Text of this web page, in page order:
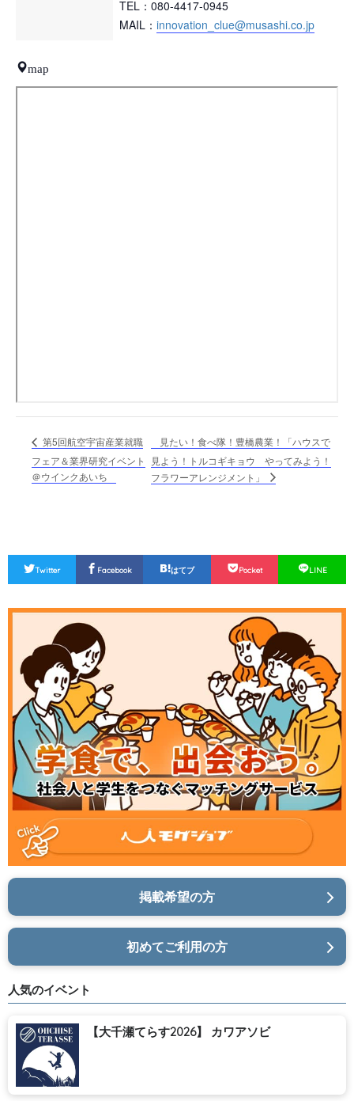
TEL：080-4417-0945
MAIL： innovation_clue@musashi.co.jp
map
第5回航空宇宙産業就職
フェア＆業界研究イベント
＠ウインクあいち
見たい！食べ隊！豊橋農業！「ハウスで
見よう！トルコギキョウ やってみよう！
フラワーアレンジメント」
Twitter Facebook はてブ Pocket LINE
掲載希望の方
初めてご利用の方
人気のイベント
【大千瀬てらす2026】 カワアソビ